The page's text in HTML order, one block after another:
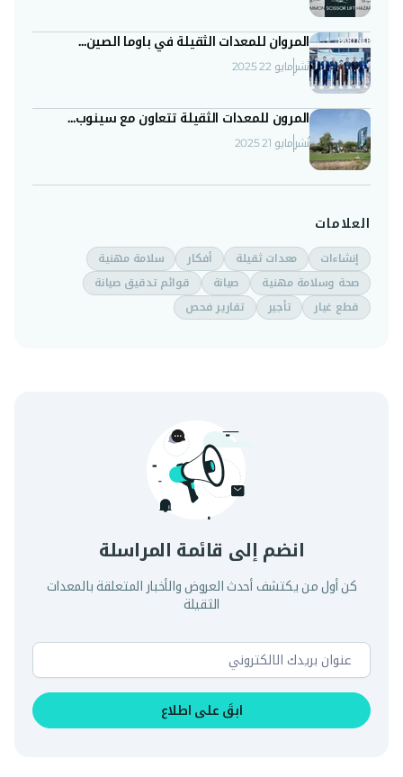
المروان للمعدات الثقيلة في باوما الصين...
نُشر مايو 22 2025
المرون للمعدات الثقيلة تتعاون مع سينوب...
نُشر مايو 21 2025
العلامات
إنشاءات معدات ثقيلة أفكار
سلامة مهنية
صحة وسلامة مهنية
صيانة
قوائم تدقيق صيانة
قطع غيار
تأجير تقارير فحص
انضم إلى قائمة المراسلة
كن أول من يكتشف أحدث العروض والأخبار المتعلقة بالمعدات
الثقيلة
ابقَ على اطلاع